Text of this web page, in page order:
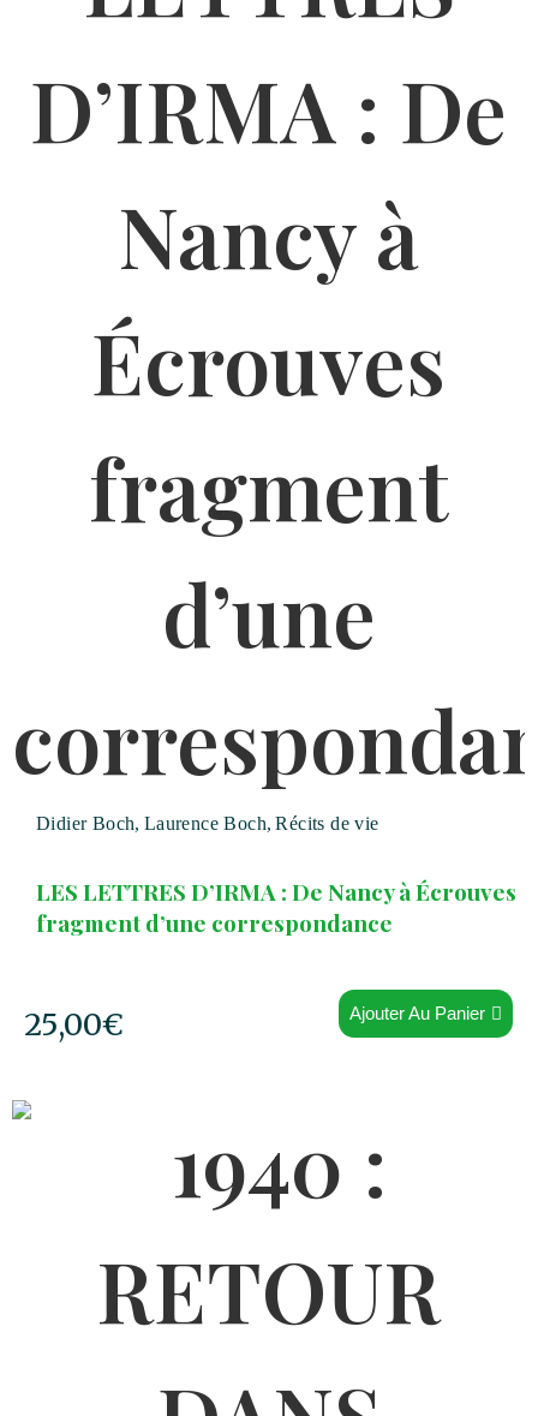
Didier Boch, Laurence Boch, Récits de vie
LES LETTRES D’IRMA : De Nancy à Écrouves
fragment d’une correspondance
25,00€ Ajouter Au Panier